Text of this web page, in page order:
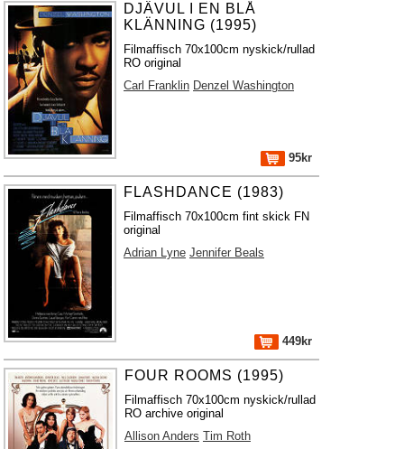
DJÄVUL I EN BLÅ
KLÄNNING (1995)
Filmaffisch 70x100cm nyskick/rullad
RO original
Carl Franklin Denzel Washington
95kr
FLASHDANCE (1983)
Filmaffisch 70x100cm fint skick FN
original
Adrian Lyne Jennifer Beals
449kr
FOUR ROOMS (1995)
Filmaffisch 70x100cm nyskick/rullad
RO archive original
Allison Anders Tim Roth